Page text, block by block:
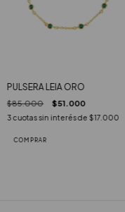
PULSERA LEIA ORO
$85.000 $51.000
3 cuotas sin interés de $17.000